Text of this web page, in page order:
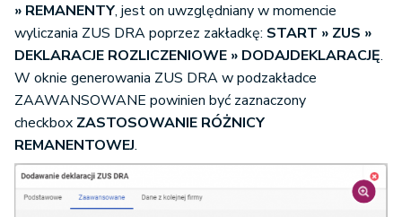
» REMANENTY, jest on uwzględniany w momencie
wyliczania ZUS DRA poprzez zakładkę: START » ZUS »
DEKLARACJE ROZLICZENIOWE » DODAJDEKLARACJĘ.
W oknie generowania ZUS DRA w podzakładce
ZAAWANSOWANE powinien być zaznaczony
checkbox ZASTOSOWANIE RÓŻNICY
REMANENTOWEJ.